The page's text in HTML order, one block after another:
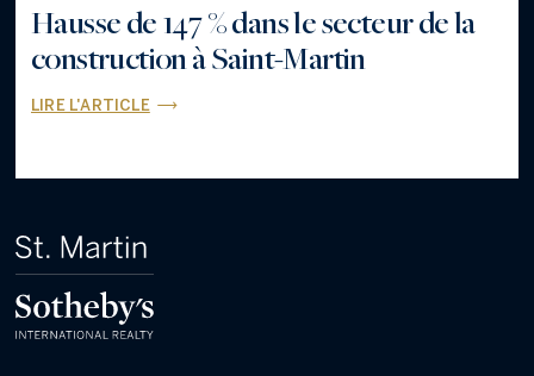
Hausse de 147 % dans le secteur de la
construction à Saint-Martin
LIRE L'ARTICLE